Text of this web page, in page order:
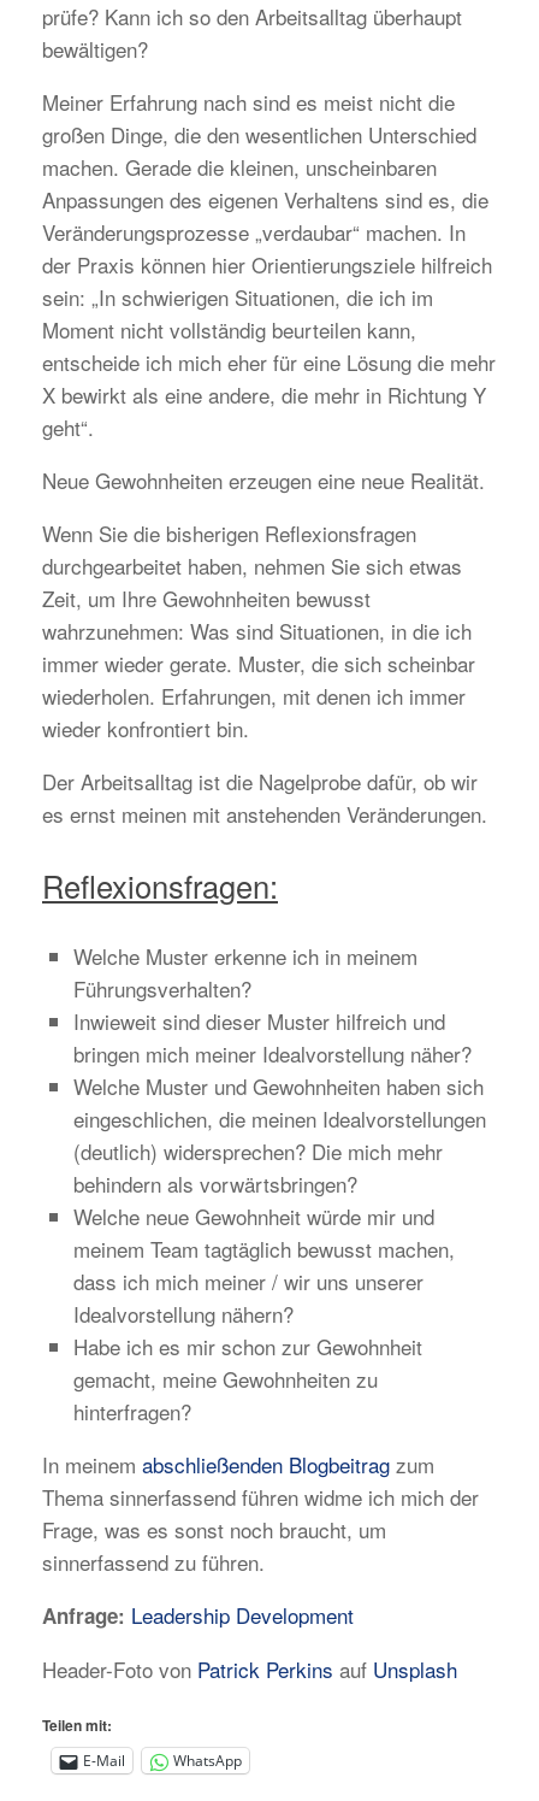
prüfe? Kann ich so den Arbeitsalltag überhaupt
bewältigen?
Meiner Erfahrung nach sind es meist nicht die
großen Dinge, die den wesentlichen Unterschied
machen. Gerade die kleinen, unscheinbaren
Anpassungen des eigenen Verhaltens sind es, die
Veränderungsprozesse „verdaubar“ machen. In
der Praxis können hier Orientierungsziele hilfreich
sein: „In schwierigen Situationen, die ich im
Moment nicht vollständig beurteilen kann,
entscheide ich mich eher für eine Lösung die mehr
X bewirkt als eine andere, die mehr in Richtung Y
geht“.
Neue Gewohnheiten erzeugen eine neue Realität.
Wenn Sie die bisherigen Reflexionsfragen
durchgearbeitet haben, nehmen Sie sich etwas
Zeit, um Ihre Gewohnheiten bewusst
wahrzunehmen: Was sind Situationen, in die ich
immer wieder gerate. Muster, die sich scheinbar
wiederholen. Erfahrungen, mit denen ich immer
wieder konfrontiert bin.
Der Arbeitsalltag ist die Nagelprobe dafür, ob wir
es ernst meinen mit anstehenden Veränderungen.
Reflexionsfragen:
Welche Muster erkenne ich in meinem
Führungsverhalten?
Inwieweit sind dieser Muster hilfreich und
bringen mich meiner Idealvorstellung näher?
Welche Muster und Gewohnheiten haben sich
eingeschlichen, die meinen Idealvorstellungen
(deutlich) widersprechen? Die mich mehr
behindern als vorwärtsbringen?
Welche neue Gewohnheit würde mir und
meinem Team tagtäglich bewusst machen,
dass ich mich meiner / wir uns unserer
Idealvorstellung nähern?
Habe ich es mir schon zur Gewohnheit
gemacht, meine Gewohnheiten zu
hinterfragen?
In meinem abschließenden Blogbeitrag zum
Thema sinnerfassend führen widme ich mich der
Frage, was es sonst noch braucht, um
sinnerfassend zu führen.
Anfrage: Leadership Development
Header-Foto von Patrick Perkins auf Unsplash
Teilen mit:
E-Mail WhatsApp